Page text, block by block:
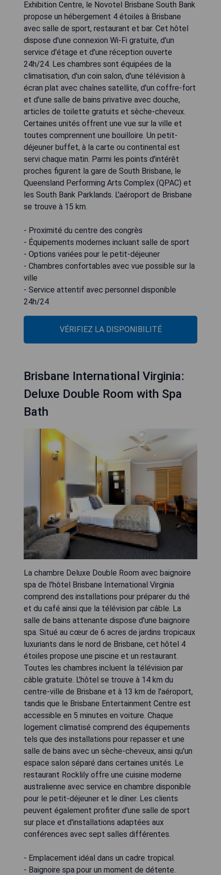
Exhibition Centre, le Novotel Brisbane South Bank
propose un hébergement 4 étoiles à Brisbane
avec salle de sport, restaurant et bar. Cet hôtel
dispose d'une connexion Wi-Fi gratuite, d'un
service d'étage et d'une réception ouverte
24h/24. Les chambres sont équipées de la
climatisation, d'un coin salon, d'une télévision à
écran plat avec chaînes satellite, d'un coffre-fort
et d'une salle de bains privative avec douche,
articles de toilette gratuits et sèche-cheveux.
Certaines unités offrent une vue sur la ville et
toutes comprennent une bouilloire. Un petit-
déjeuner buffet, à la carte ou continental est
servi chaque matin. Parmi les points d'intérêt
proches figurent la gare de South Brisbane, le
Queensland Performing Arts Complex (QPAC) et
les South Bank Parklands. L'aéroport de Brisbane
se trouve à 15 km.
- Proximité du centre des congrès
- Équipements modernes incluant salle de sport
- Options variées pour le petit-déjeuner
- Chambres confortables avec vue possible sur la
ville
- Service attentif avec personnel disponible
24h/24
VÉRIFIEZ LA DISPONIBILITÉ
Brisbane International Virginia:
Deluxe Double Room with Spa
Bath
La chambre Deluxe Double Room avec baignoire
spa de l'hôtel Brisbane International Virginia
comprend des installations pour préparer du thé
et du café ainsi que la télévision par câble. La
salle de bains attenante dispose d'une baignoire
spa. Situé au cœur de 6 acres de jardins tropicaux
luxuriants dans le nord de Brisbane, cet hôtel 4
étoiles propose une piscine et un restaurant.
Toutes les chambres incluent la télévision par
câble gratuite. L'hôtel se trouve à 14 km du
centre-ville de Brisbane et à 13 km de l'aéroport,
tandis que le Brisbane Entertainment Centre est
accessible en 5 minutes en voiture. Chaque
logement climatisé comprend des équipements
tels que des installations pour repasser et une
salle de bains avec un sèche-cheveux, ainsi qu'un
espace salon séparé dans certaines unités. Le
restaurant Rocklily offre une cuisine moderne
australienne avec service en chambre disponible
pour le petit-déjeuner et le dîner. Les clients
peuvent également profiter d'une salle de sport
sur place et d'installations adaptées aux
conférences avec sept salles différentes.
- Emplacement idéal dans un cadre tropical.
- Baignoire spa pour un moment de détente.